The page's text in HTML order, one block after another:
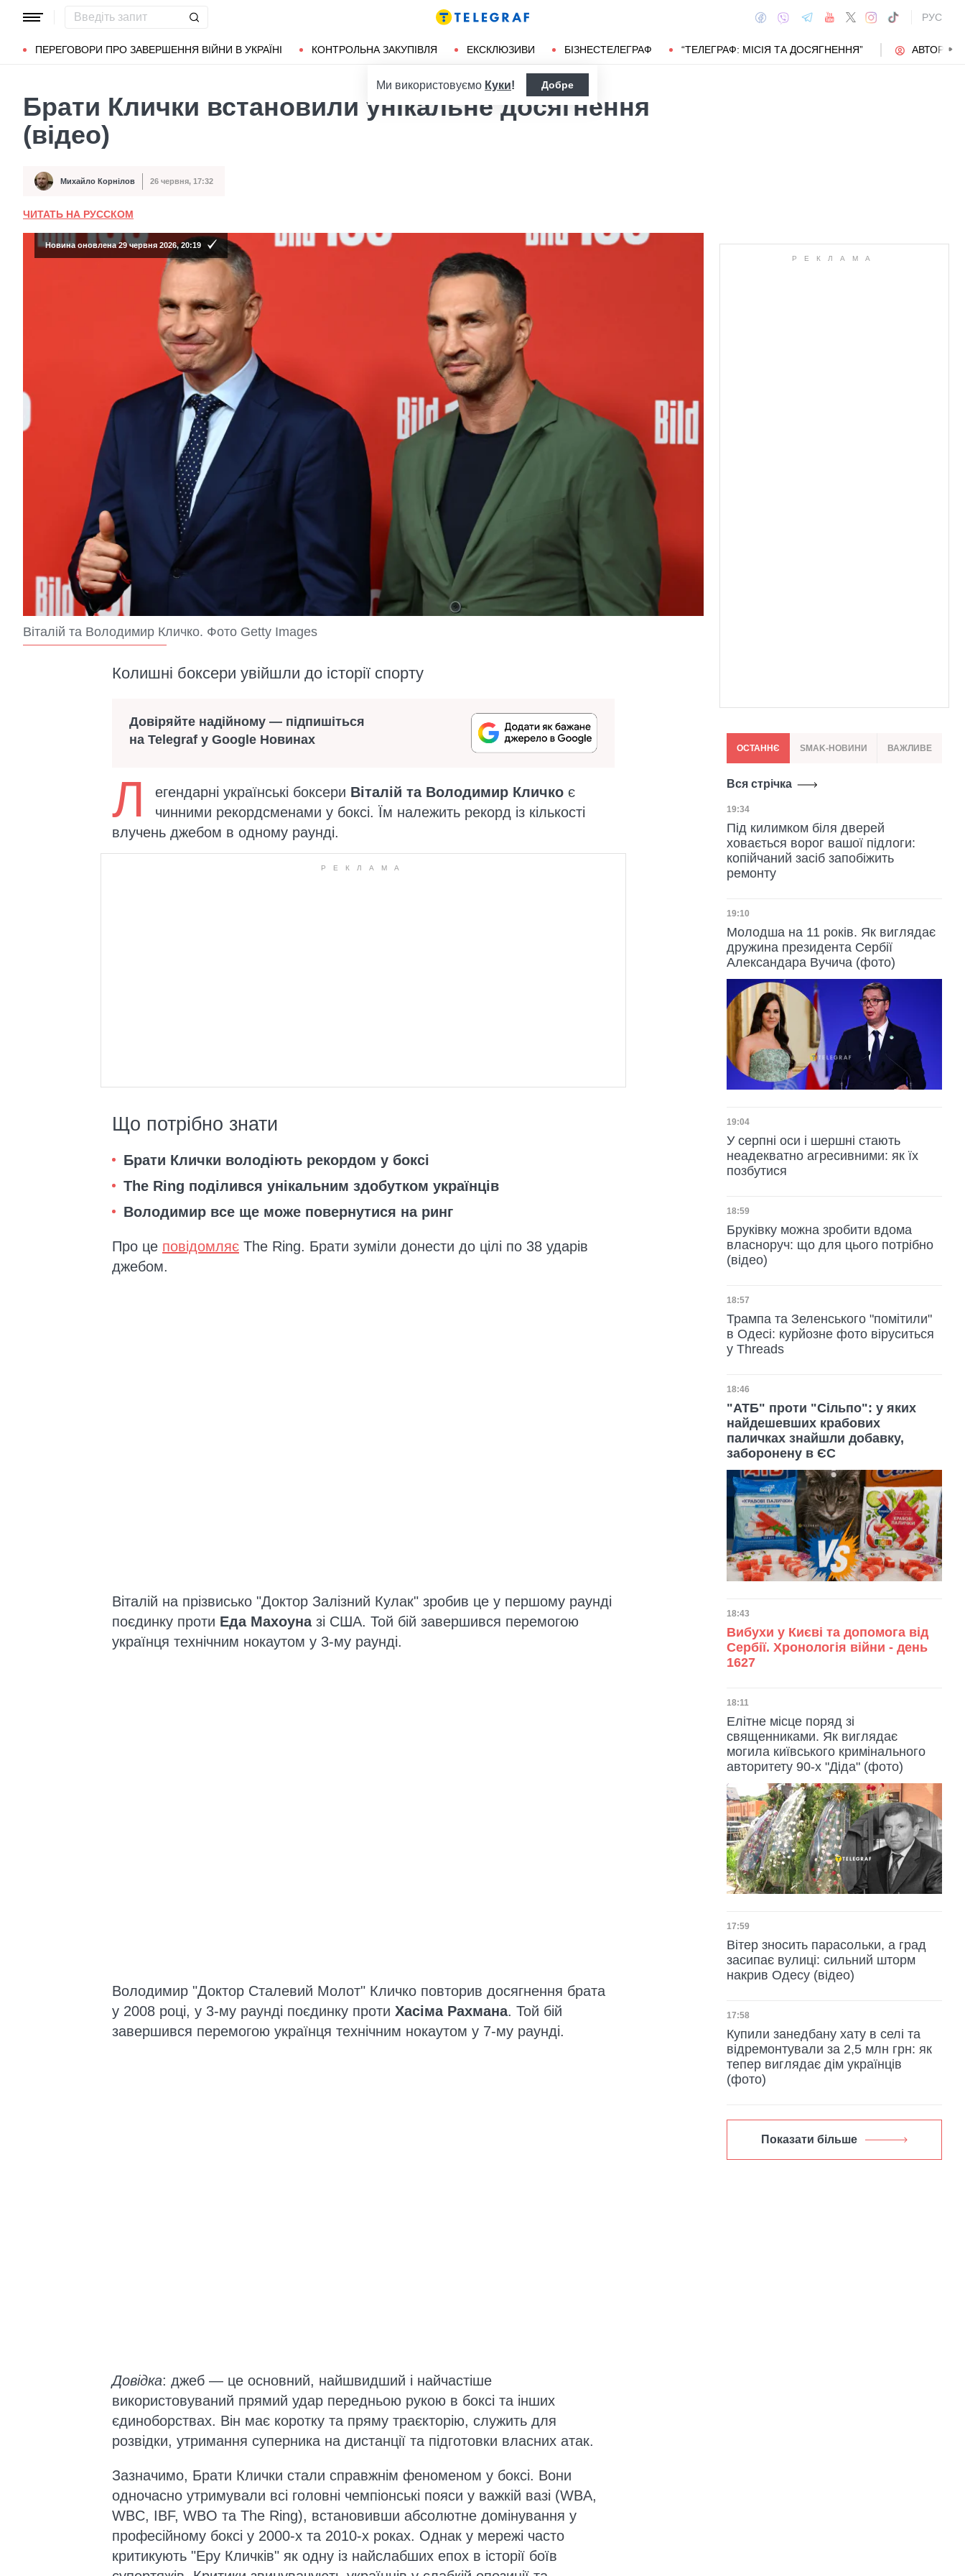
РУС
ПЕРЕГОВОРИ ПРО ЗАВЕРШЕННЯ ВІЙНИ В УКРАЇНІ КОНТРОЛЬНА ЗАКУПІВЛЯ ЕКСКЛЮЗИВИ БІЗНЕСТЕЛЕГРАФ “ТЕЛЕГРАФ: МІСІЯ ТА ДОСЯГНЕННЯ” АВТОРИ
Популярні запити Маріуполь Донбас
Ми використовуємо Куки! Добре
Брати Клички встановили унікальне досягнення
(відео)
Автор Михайло Корнілов
Дата публікації 26 червня, 17:32
ЧИТАТЬ НА РУССКОМ
Новина оновлена 29 червня 2026, 20:19
Віталій та Володимир Кличко. Фото Getty Images
Колишні боксери увійшли до історії спорту
Довіряйте надійному — підпишіться
на Telegraf у Google Новинах
Л егендарні українські боксери Віталій та Володимир Кличко є
чинними рекордсменами у боксі. Їм належить рекорд із кількості
влучень джебом в одному раунді.
Що потрібно знати
Брати Клички володіють рекордом у боксі
The Ring поділився унікальним здобутком українців
Володимир все ще може повернутися на ринг
Про це повідомляє The Ring. Брати зуміли донести до цілі по 38 ударів
джебом.
Віталій на прізвисько "Доктор Залізний Кулак" зробив це у першому раунді
поєдинку проти Еда Махоуназі США. Той бій завершився перемогою
українця технічним нокаутом у 3-му раунді.
Володимир "Доктор Сталевий Молот" Кличко повторив досягнення брата
у 2008 році, у 3-му раунді поєдинку проти Хасіма Рахмана. Той бій
завершився перемогою українця технічним нокаутом у 7-му раунді.
Довідка: джеб — це основний, найшвидший і найчастіше
використовуваний прямий удар передньою рукою в боксі та інших
єдиноборствах. Він має коротку та пряму траєкторію, служить для
розвідки, утримання суперника на дистанції та підготовки власних атак.
Зазначимо, Брати Клички стали справжнім феноменом у боксі. Вони
одночасно утримували всі головні чемпіонські пояси у важкій вазі (WBA,
WBC, IBF, WBO та The Ring), встановивши абсолютне домінування у
професійному боксі у 2000-х та 2010-х роках. Однак у мережі часто
критикують "Еру Кличків" як одну із найслабших епох в історії боїв
ОСТАННЄ SMAK-НОВИНИ ВАЖЛИВЕ
Вся стрічка
Дата публікації
19:34
Під килимком біля дверей
ховається ворог вашої підлоги:
копійчаний засіб запобіжить
ремонту
Дата публікації
19:10
Молодша на 11 років. Як виглядає
дружина президента Сербії
Александара Вучича (фото)
Дата публікації
19:04
У серпні оси і шершні стають
неадекватно агресивними: як їх
позбутися
Дата публікації
18:59
Бруківку можна зробити вдома
власноруч: що для цього потрібно
(відео)
Дата публікації
18:57
Трампа та Зеленського "помітили"
в Одесі: курйозне фото віруситься
у Threads
Дата публікації
18:46
"АТБ" проти "Сільпо": у яких
найдешевших крабових
паличках знайшли добавку,
заборонену в ЄС
Дата публікації
18:43
Вибухи у Києві та допомога від
Сербії. Хронологія війни - день
1627
Дата публікації
18:11
Елітне місце поряд зі
священниками. Як виглядає
могила київського кримінального
авторитету 90-х "Діда" (фото)
Дата публікації
17:59
Вітер зносить парасольки, а град
засипає вулиці: сильний шторм
накрив Одесу (відео)
Дата публікації
17:58
Купили занедбану хату в селі та
відремонтували за 2,5 млн грн: як
тепер виглядає дім українців
(фото)
Показати більше